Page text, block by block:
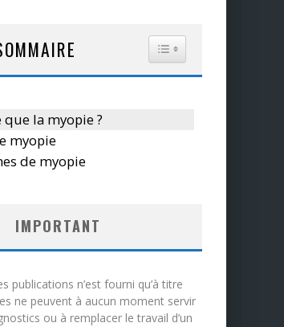
TOGGLE TABLE OF
que la myopie ?
myopie
de myopie
IMPORTANT
publications n’est fourni qu’à titre
ne peuvent à aucun moment servir
ou à remplacer le travail d’un